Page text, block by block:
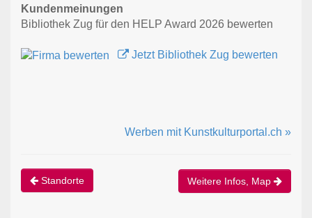
Kundenmeinungen
Bibliothek Zug für den HELP Award 2026 bewerten
Jetzt Bibliothek Zug bewerten
Werben mit Kunstkulturportal.ch »
Standorte Weitere Infos, Map